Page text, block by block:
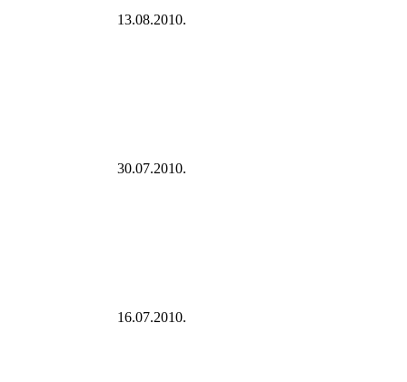
13.08.2010.
30.07.2010.
16.07.2010.